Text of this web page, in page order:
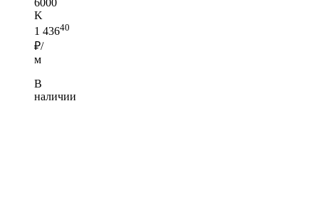
K
1 43640
₽/
м
В
наличии